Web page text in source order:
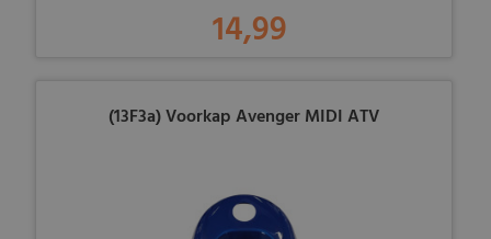
14,99
(13F3a) Voorkap Avenger MIDI ATV